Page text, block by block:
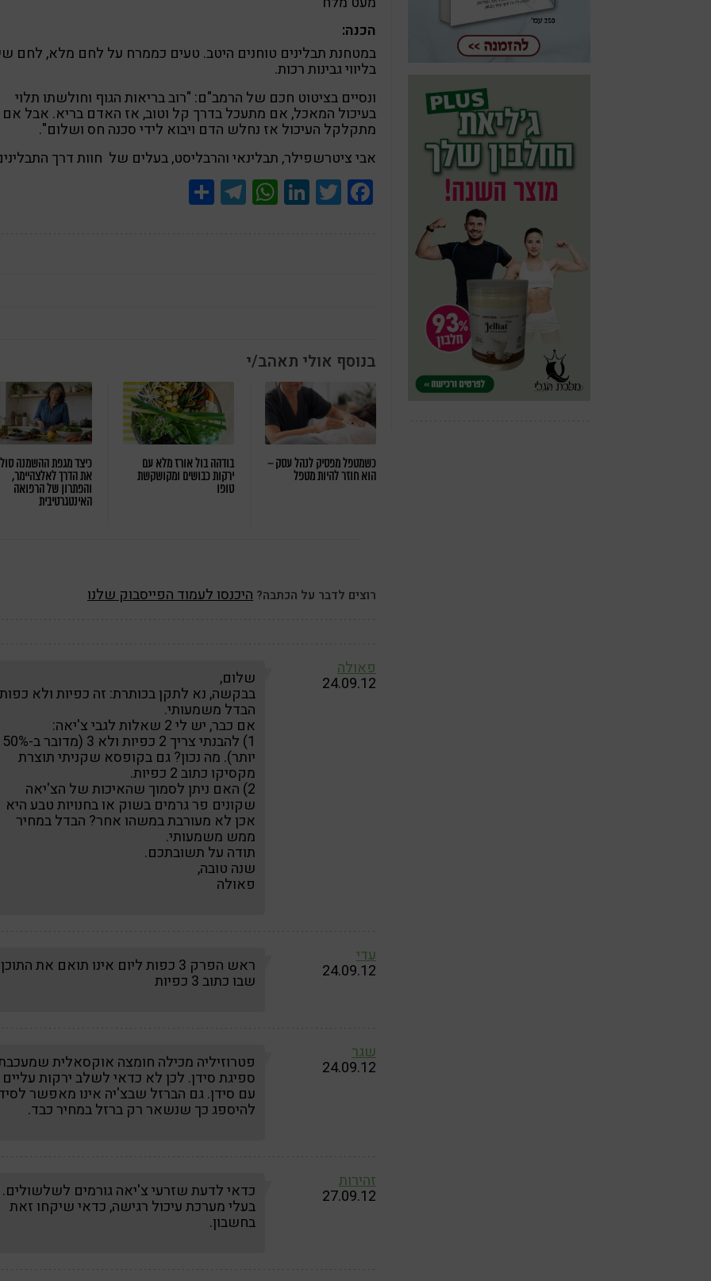
הכנה:
במטחנת תבלינים טוחנים היטב. טעים כממרח על לחם מלא, לחם
בליווי גבינות רכות.
ונסיים בציטוט חכם של הרמב"ם: "רוב בריאות הגוף וחולשתו תלוי
בעיכול המאכל, אם מתעכל בדרך קל וטוב, אז האדם בריא. אבל אם
מתקלקל העיכול אז נחלש הדם ויבוא לידי סכנה חס ושלום".
אבי ציטרשפילר, תבלינאי והרבליסט, בעלים של חוות דרך
Facebook
Twitter
LinkedIn
WhatsApp
Telegram
בנוסף אולי תאהב/י
כשמטפל מפסיק לנהל עסק –
הוא חוזר להיות מטפל
בודהה בול אורז מלא עם
ירקות כבושים ומקושקשת
טופו
כיצד מגפת ההשמנה
את הדרך לאלצהיימר,
והפתרון של הרפואה
האינטגרטיבית
רוצים לדבר על הכתבה? היכנסו לעמוד הפייסבוק שלנו
פאולה
24.09.12 שלום,
בבקשה, נא לתקן בכותרת: זה כפיות ולא
הבדל משמעותי.
אם כבר, יש לי 2 שאלות לגבי צ'יאה:
1) להבנתי צריך 2 כפיות ולא 3 (מדובר ב-50%
יותר). מה נכון? גם בקופסא שקניתי תוצרת
מקסיקו כתוב 2 כפיות.
2) האם ניתן לסמוך שהאיכות של הצ'יאה
שקונים פר גרמים בשוק או בחנויות טבע היא
אכן לא מעורבת במשהו אחר? הבדל במחיר
ממש משמעותי.
תודה על תשובתכם.
שנה טובה,
פאולה
עדי
24.09.12 ראש הפרק 3 כפות ליום אינו תואם את התוכן
שבו כתוב 3 כפיות
שגר
24.09.12 פטרוזיליה מכילה חומצה אוקסאלית
ספיגת סידן. לכן לא כדאי לשלב ירקות עליים
עם סידן. גם הברזל שבצ'יה אינו מאפשר
להיספג כך שנשאר רק ברזל במחיר כבד.
זהירות
27.09.12 כדאי לדעת שזרעי צ'יאה גורמים לשלשולים.
בעלי מערכת עיכול רגישה, כדאי שיקחו זאת
בחשבון.